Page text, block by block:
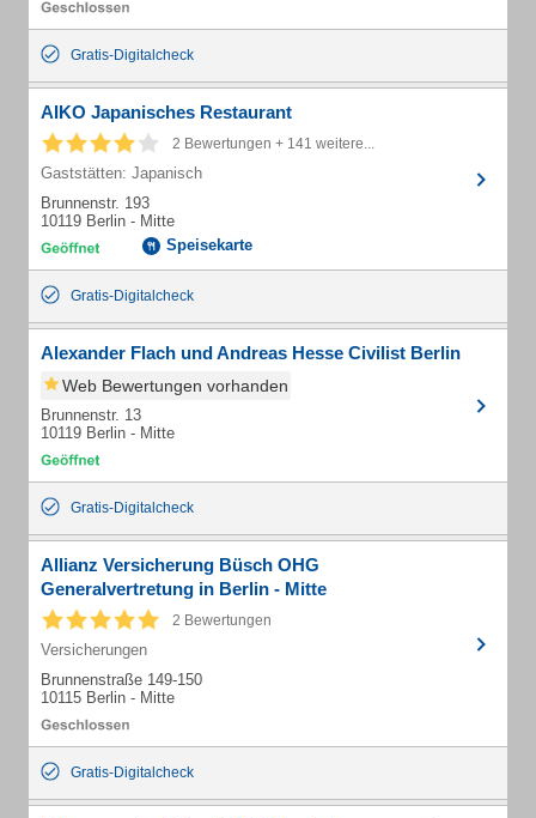
Gratis-Digitalcheck
AIKO Japanisches Restaurant
2 Bewertungen + 141 weitere...
Gaststätten: Japanisch
Brunnenstr. 193
10119 Berlin - Mitte
Speisekarte
Gratis-Digitalcheck
Alexander Flach und Andreas Hesse Civilist Berlin
Web Bewertungen vorhanden
Brunnenstr. 13
10119 Berlin - Mitte
Gratis-Digitalcheck
Allianz Versicherung Büsch OHG
Generalvertretung in Berlin - Mitte
2 Bewertungen
Versicherungen
Brunnenstraße 149-150
10115 Berlin - Mitte
Gratis-Digitalcheck